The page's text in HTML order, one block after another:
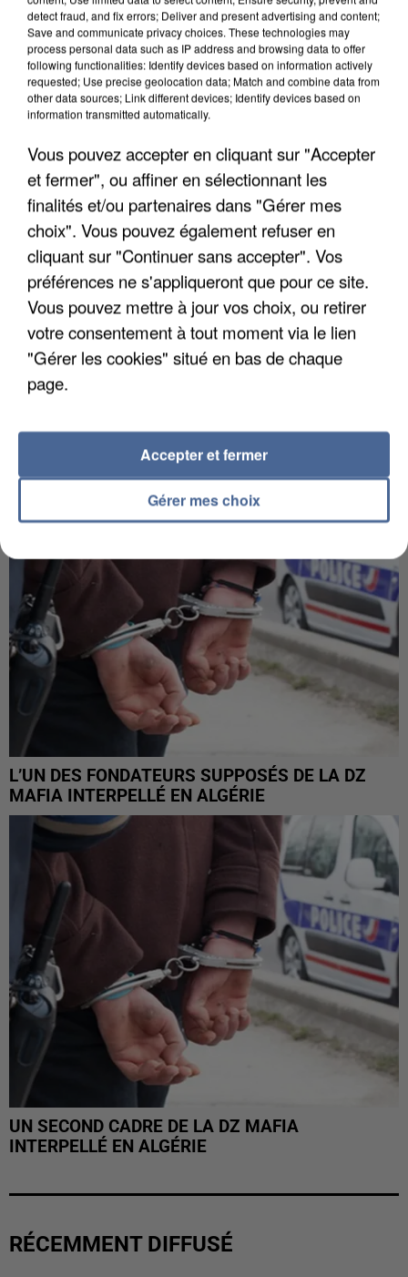
IL TUE SON FILS ET ENVOIE DES PHOTOS À SON
EX-COMPAGNE À NICE
DE FAUNE SAUVAGE SONT...
L’UN DES FONDATEURS SUPPOSÉS DE LA DZ
MAFIA INTERPELLÉ EN ALGÉRIE
UN SECOND CADRE DE LA DZ MAFIA
INTERPELLÉ EN ALGÉRIE
RÉCEMMENT DIFFUSÉ
detect fraud, and fix errors; Deliver and present advertising and content;
Save and communicate privacy choices. These technologies may
process personal data such as IP address and browsing data to offer
following functionalities: Identify devices based on information actively
requested; Use precise geolocation data; Match and combine data from
other data sources; Link different devices; Identify devices based on
information transmitted automatically.
Vous pouvez accepter en cliquant sur "Accepter
et fermer", ou affiner en sélectionnant les
finalités et/ou partenaires dans "Gérer mes
choix". Vous pouvez également refuser en
cliquant sur "Continuer sans accepter". Vos
préférences ne s'appliqueront que pour ce site.
Vous pouvez mettre à jour vos choix, ou retirer
votre consentement à tout moment via le lien
"Gérer les cookies" situé en bas de chaque
page.
Gérer mes choix
Accepter et fermer